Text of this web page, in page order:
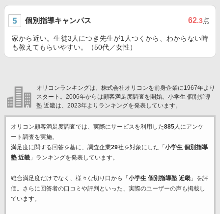
個別指導キャンパス 62.3点
家から近い。生徒3人につき先生が1人つくから、わからない時
も教えてもらいやすい。（50代／女性）
オリコンランキングは、株式会社オリコンを前身企業に1967年より
スタート。2006年からは顧客満足度調査を開始。小学生 個別指導
塾 近畿は、2023年よりランキングを発表しています。
オリコン顧客満足度調査では、実際にサービスを利用した885人にアンケ
ート調査を実施。
満足度に関する回答を基に、調査企業29社を対象にした「 小学生 個別指導
塾 近畿」ランキングを発表しています。
総合満足度だけでなく、様々な切り口から「 小学生 個別指導塾 近畿」を評
価。さらに回答者の口コミや評判といった、実際のユーザーの声も掲載し
ています。